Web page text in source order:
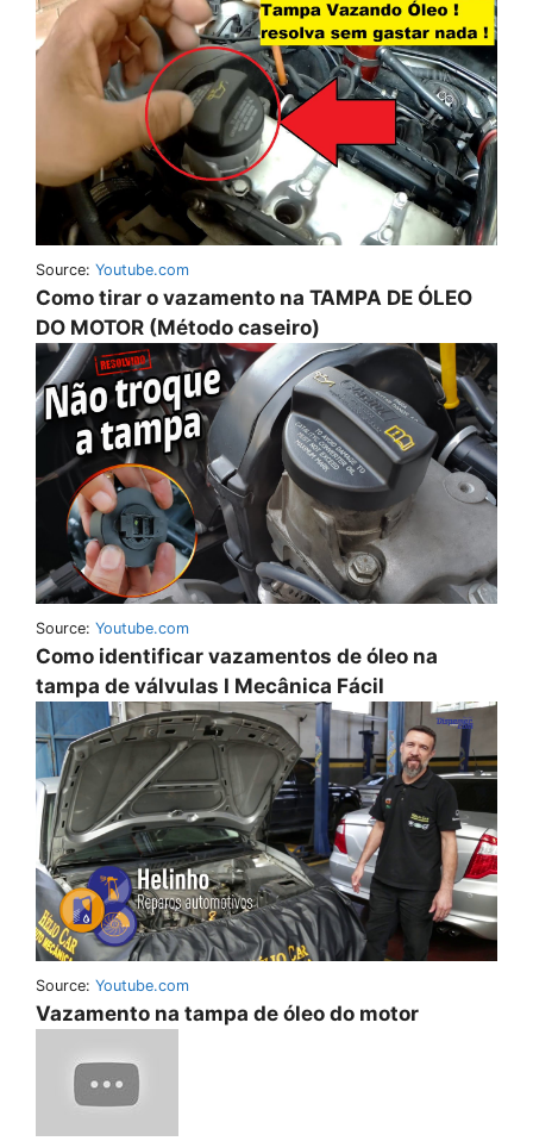
Source: Youtube.com
Como tirar o vazamento na TAMPA DE ÓLEO
DO MOTOR (Método caseiro)
Source: Youtube.com
Como identificar vazamentos de óleo na
tampa de válvulas I Mecânica Fácil
Source: Youtube.com
Vazamento na tampa de óleo do motor